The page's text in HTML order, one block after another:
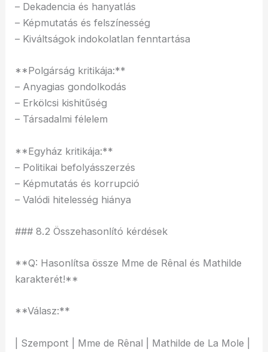
– Dekadencia és hanyatlás
– Képmutatás és felszínesség
– Kiváltságok indokolatlan fenntartása
**Polgárság kritikája:**
– Anyagias gondolkodás
– Erkölcsi kishitűség
– Társadalmi félelem
**Egyház kritikája:**
– Politikai befolyásszerzés
– Képmutatás és korrupció
– Valódi hitelesség hiánya
### 8.2 Összehasonlító kérdések
**Q: Hasonlítsa össze Mme de Rênal és Mathilde
karakterét!**
**Válasz:**
| Szempont | Mme de Rênal | Mathilde de La Mole |